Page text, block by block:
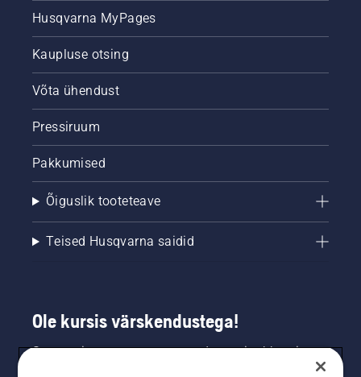
Husqvarna MyPages
Kaupluse otsing
Võta ühendust
Pressiruum
Pakkumised
Õiguslik tooteteave
Teised Husqvarna saidid
Ole kursis värskendustega!
Saa uusimat teavet uute toodete, eripakkumiste